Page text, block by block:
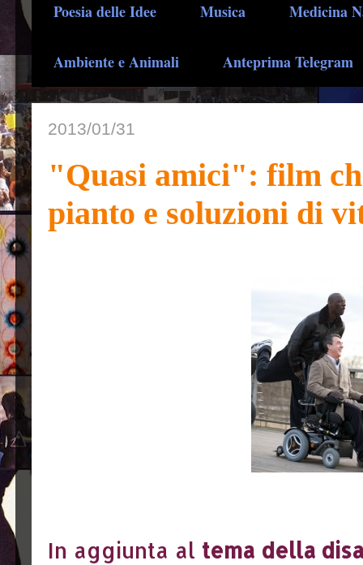
Poesia delle Idee Musica Medicina
Ambiente e Animali Anteprima Telegram
2013/01/31
"Quasi amici": film
pianto e soluzioni di
In aggiunta al tema della